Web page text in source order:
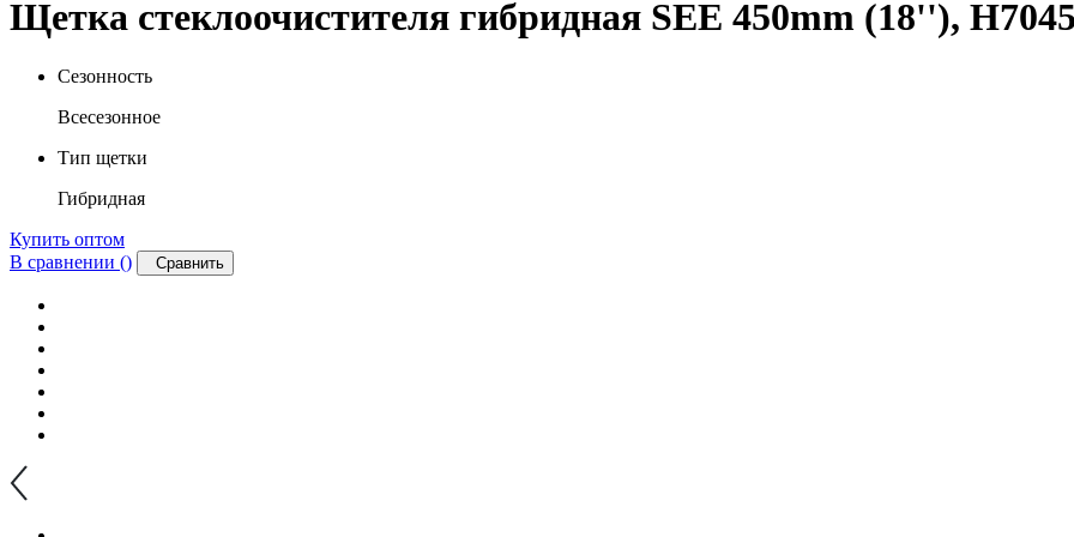
Щетка стеклоочистителя гибридная SEE 450mm (18''),
Сезонность
Всесезонное
Тип щетки
Гибридная
Купить оптом
В сравнении () Сравнить